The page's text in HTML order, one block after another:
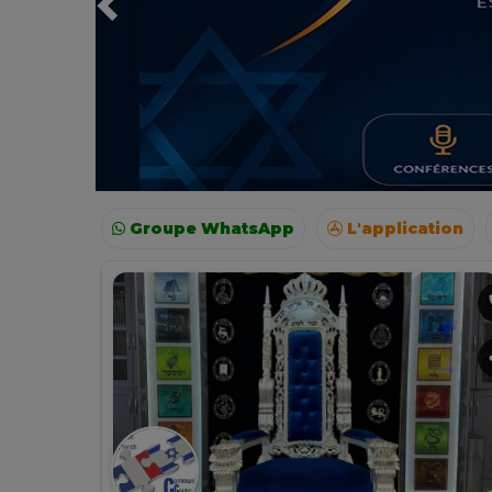
Groupe WhatsApp L'application
Voyages Colonies Resto autour de moi